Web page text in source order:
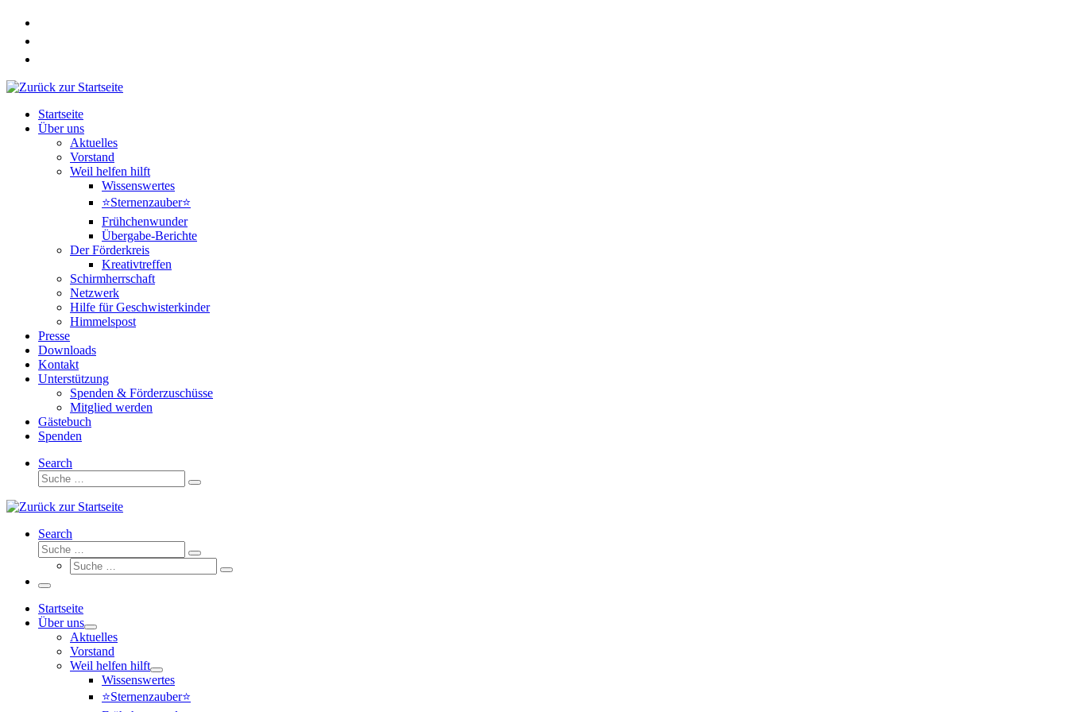
Zum
springen
Startseite
Über uns
Aktuelles
Vorstand
Weil helfen hilft
Wissenswertes
⭐Sternenzauber⭐
Frühchenwunder
Übergabe-Berichte
Der Förderkreis
Kreativtreffen
Schirmherrschaft
Netzwerk
Hilfe für Geschwisterkinder
Himmelspost
Presse
Downloads
Kontakt
Unterstützung
Spenden & Förderzuschüsse
Mitglied werden
Gästebuch
Spenden
Search
Suche
Suche
Search
Suche
Suche
Suche
Suche
Menü
Startseite
Über uns
Aktuelles
Vorstand
Weil helfen hilft
Wissenswertes
⭐Sternenzauber⭐